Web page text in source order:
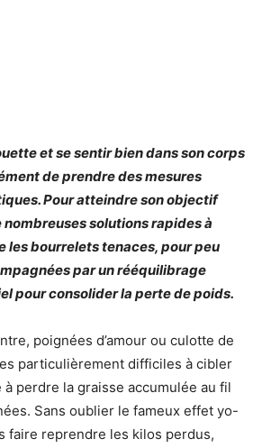
et se sentir bien dans son corps
de prendre des mesures
Pour atteindre son objectif
solutions rapides à
les bourrelets tenaces, pour peu
par un rééquilibrage
pour consolider la perte de poids.
poignées d’amour ou culotte de
particulièrement difficiles à cibler
à perdre la graisse accumulée au fil
Sans oublier le fameux effet yo-
faire reprendre les kilos perdus,